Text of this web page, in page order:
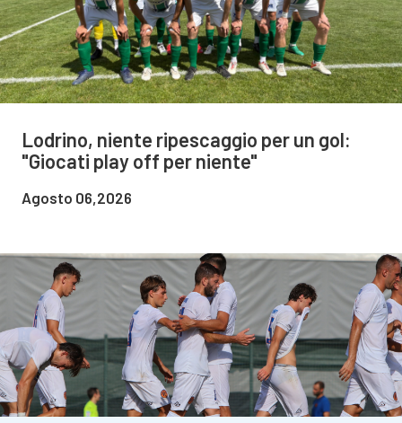
Lodrino, niente ripescaggio per un gol:
"Giocati play off per niente"
Agosto 06,2026